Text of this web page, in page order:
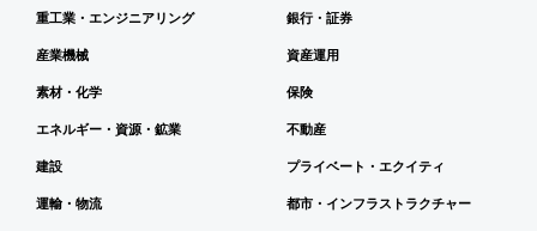
重工業・エンジニアリング
産業機械
素材・化学
エネルギー・資源・鉱業
建設
運輸・物流
銀行・証券
資産運用
保険
不動産
プライベート・エクイティ
都市・インフラストラクチャー